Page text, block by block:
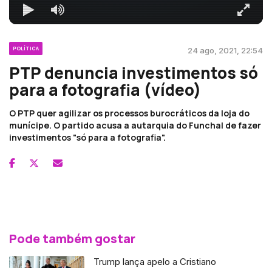
POLÍTICA 24 ago, 2021, 22:54
PTP denuncia investimentos só
para a fotografia (vídeo)
O PTP quer agilizar os processos burocráticos da loja do
munícipe. O partido acusa a autarquia do Funchal de fazer
investimentos "só para a fotografia".
Pode também gostar
Trump lança apelo a Cristiano